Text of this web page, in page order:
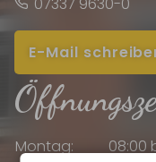
07337 9630-0
E-Mail
Montag:
08:00